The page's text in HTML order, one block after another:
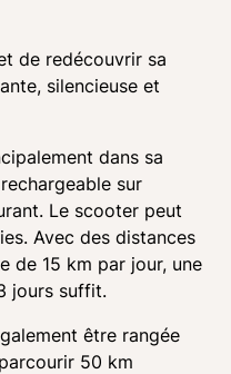
de redécouvrir sa
silencieuse et
dans sa
sur
Le scooter peut
Avec des distances
de 15 km par jour, une
jours suffit.
être rangée
50 km